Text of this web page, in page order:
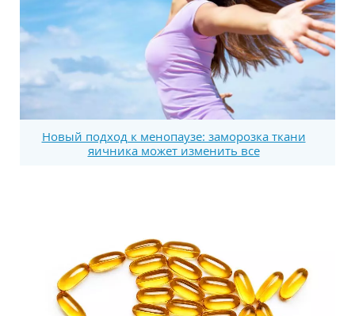
Новый подход к менопаузе: заморозка ткани
яичника может изменить все